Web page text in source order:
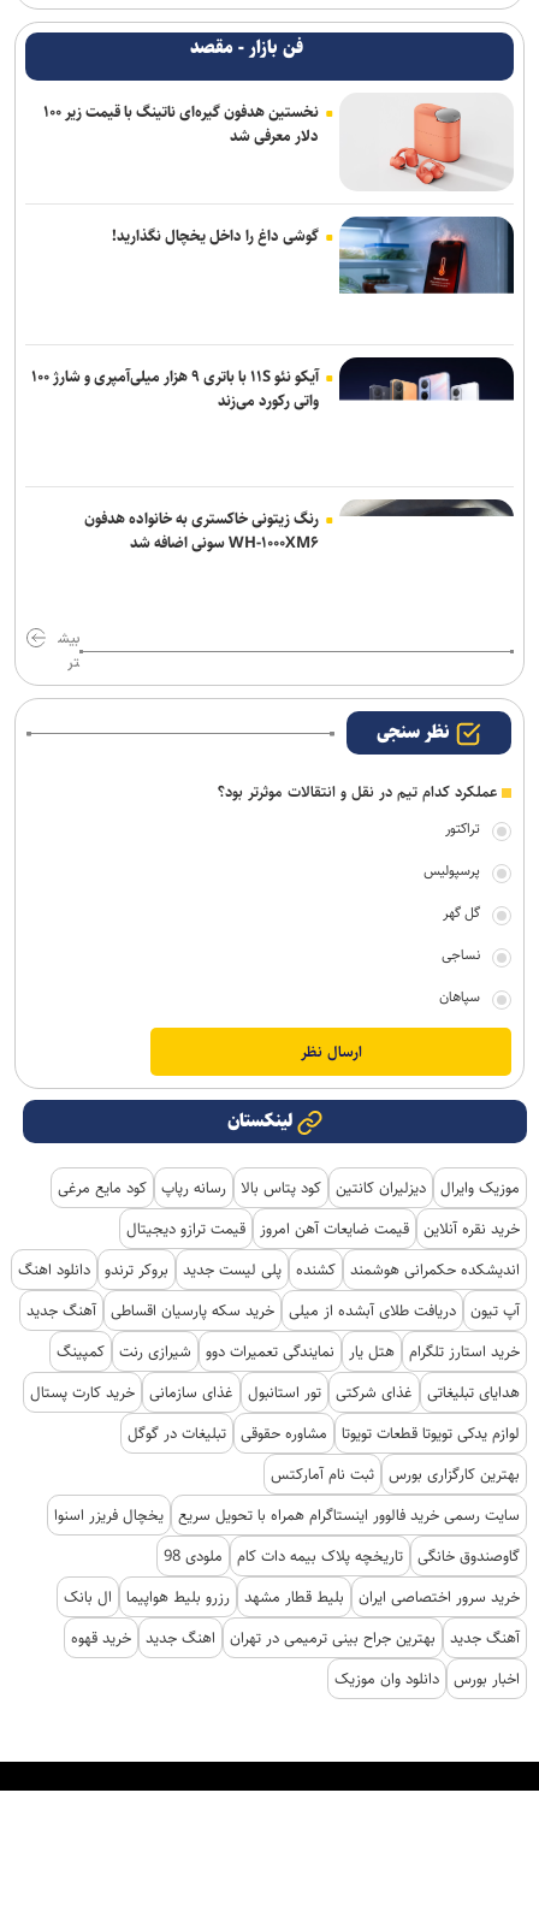
فن بازار - مقصد
نخستین هدفون گیره‌ای ناتینگ با قیمت زیر ۱۰۰
دلار معرفی شد
گوشی داغ را داخل یخچال نگذارید!
آیکو نئو ۱۱S با باتری ۹ هزار میلی‌آمپری و شارژ ۱۰۰
واتی رکورد می‌زند
رنگ زیتونی خاکستری به خانواده هدفون
WH-۱۰۰۰XM۶ سونی اضافه شد
بیش
تر
نظر سنجی
عملکرد کدام تیم در نقل و انتقالات موثرتر بود؟
تراکتور
پرسپولیس
گل گهر
نساجی
سپاهان
لینکستان
موزیک وایرال دیزلیران کانتین کود پتاس بالا رسانه رپاپ کود مایع مرغی
خرید نقره آنلاین قیمت ضایعات آهن امروز
قیمت ترازو دیجیتال
اندیشکده حکمرانی هوشمند کشنده پلی لیست جدید بروکر ترندو دانلود اهنگ
آپ تیون دریافت طلای آبشده از میلی خرید سکه پارسیان اقساطی آهنگ جدید
خرید استارز تلگرام هتل یار نمایندگی تعمیرات دوو شیرازی رنت کمپینگ
هدایای تبلیغاتی
غذای شرکتی تور استانبول غذای سازمانی خرید کارت پستال
لوازم یدکی تویوتا قطعات تویوتا
مشاوره حقوقی تبلیغات در گوگل
بهترین کارگزاری بورس ثبت نام آمارکتس
سایت رسمی خرید فالوور اینستاگرام همراه با تحویل سریع یخچال فریزر اسنوا
گاوصندوق خانگی تاریخچه پلاک بیمه دات کام
ملودی 98
خرید سرور اختصاصی ایران
بلیط قطار مشهد رزرو بلیط هواپیما
ال بانک
آهنگ جدید
بهترین جراح بینی ترمیمی در تهران اهنگ جدید خرید قهوه
اخبار بورس دانلود وان موزیک